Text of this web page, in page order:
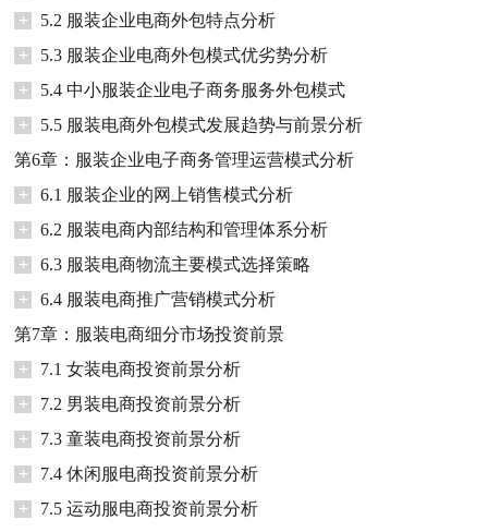
+
5.2 服装企业电商外包特点分析
+
5.3 服装企业电商外包模式优劣势分析
+
5.4 中小服装企业电子商务服务外包模式
+
5.5 服装电商外包模式发展趋势与前景分析
第6章：服装企业电子商务管理运营模式分析
+
6.1 服装企业的网上销售模式分析
+
6.2 服装电商内部结构和管理体系分析
+
6.3 服装电商物流主要模式选择策略
+
6.4 服装电商推广营销模式分析
第7章：服装电商细分市场投资前景
+
7.1 女装电商投资前景分析
+
7.2 男装电商投资前景分析
+
7.3 童装电商投资前景分析
+
7.4 休闲服电商投资前景分析
+
7.5 运动服电商投资前景分析